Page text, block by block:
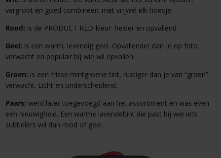
vergroot en goed combineert met vrijwel elk hoesje.
Rood: is de PRODUCT RED-kleur: helder en opvallend.
Geel: is een warm, levendig geel. Opvallender dan je op foto
verwacht en populair bij wie wil opvallen.
Groen: is een frisse mintgroene tint, rustiger dan je van “groen”
verwacht. Licht en onderscheidend.
Paars: werd later toegevoegd aan het assortiment en was even
een nieuwigheid. Een warme lavendeltint die past bij wie iets
subtielers wil dan rood of geel.